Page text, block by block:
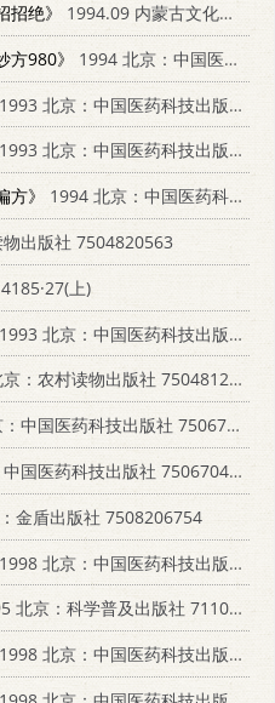
绝》
1994.09 内蒙古文化出版社
方980》
1994 北京：中国医药科技出版社 7506710692
1993 北京：中国医药科技出版社 7506708108
1993 北京：中国医药科技出版社 7506708035
》
1994 北京：中国医药科技出版社 7506710625
出版社 7504820563
上)
1993 北京：中国医药科技出版社 7506708086
：农村读物出版社 7504812684
中国医药科技出版社 7506710218
国医药科技出版社 7506704528
金盾出版社 7508206754
1998 北京：中国医药科技出版社 7506717441
北京：科学普及出版社 7110038505
1998 北京：中国医药科技出版社 7506717409